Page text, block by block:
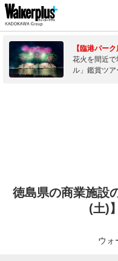
【臨港パー
花火を間近
ル」鑑賞ツ
徳島県の商業施設
(土)
ウォ